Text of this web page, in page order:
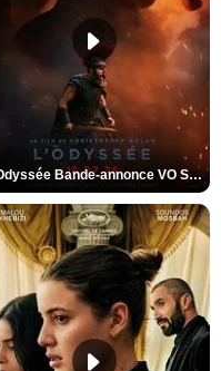
L'Odyssée Bande-annonce VO STFR